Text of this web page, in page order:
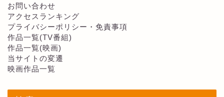
お問い合わせ
アクセスランキング
プライバシーポリシー・免責事項
作品一覧(TV番組)
作品一覧(映画)
当サイトの変遷
映画作品一覧